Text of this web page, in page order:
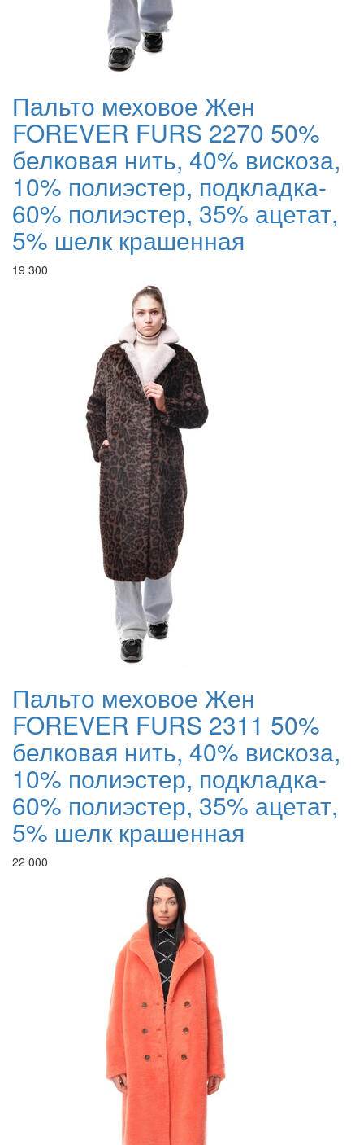
Пальто меховое Жен
FOREVER FURS 2270 50%
белковая нить, 40% вискоза,
10% полиэстер, подкладка-
60% полиэстер, 35% ацетат,
5% шелк крашенная
19 300
Пальто меховое Жен
FOREVER FURS 2311 50%
белковая нить, 40% вискоза,
10% полиэстер, подкладка-
60% полиэстер, 35% ацетат,
5% шелк крашенная
22 000